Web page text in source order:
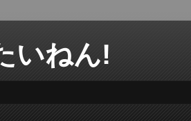
いねん!